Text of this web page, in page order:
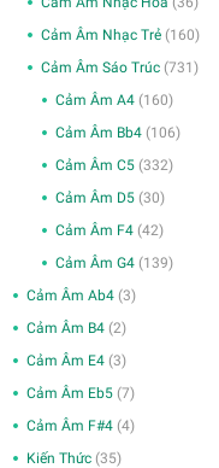
Cảm Âm Nhạc Trẻ (160)
Cảm Âm Sáo Trúc (731)
Cảm Âm A4 (160)
Cảm Âm Bb4 (106)
Cảm Âm C5 (332)
Cảm Âm D5 (30)
Cảm Âm F4 (42)
Cảm Âm G4 (139)
Cảm Âm Ab4 (3)
Cảm Âm B4 (2)
Cảm Âm E4 (3)
Cảm Âm Eb5 (7)
Cảm Âm F#4 (4)
Kiến Thức (35)